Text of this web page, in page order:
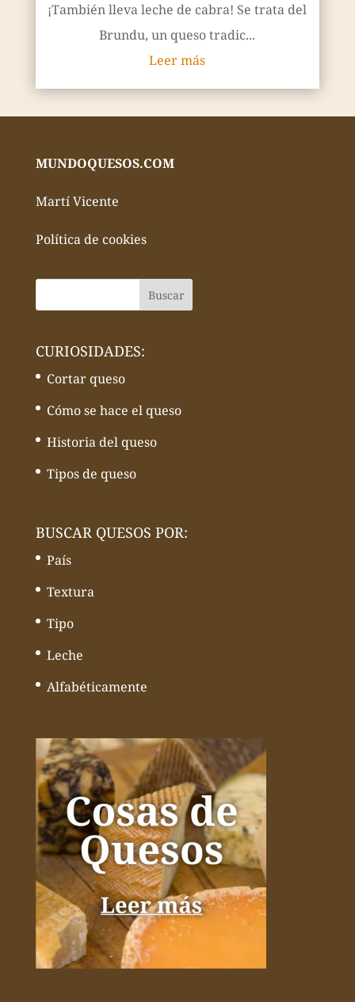
¡También lleva leche de cabra! Se trata del
Brundu, un queso tradic...
Leer más
MUNDOQUESOS.COM
Martí Vicente
Política de cookies
CURIOSIDADES:
Cortar queso
Cómo se hace el queso
Historia del queso
Tipos de queso
BUSCAR QUESOS POR:
País
Textura
Tipo
Leche
Alfabéticamente